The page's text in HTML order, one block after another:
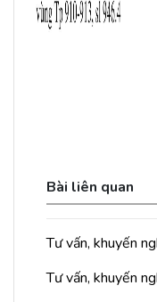
Bài liên quan
Tư vấn, khuyến
Tư vấn, khuyến